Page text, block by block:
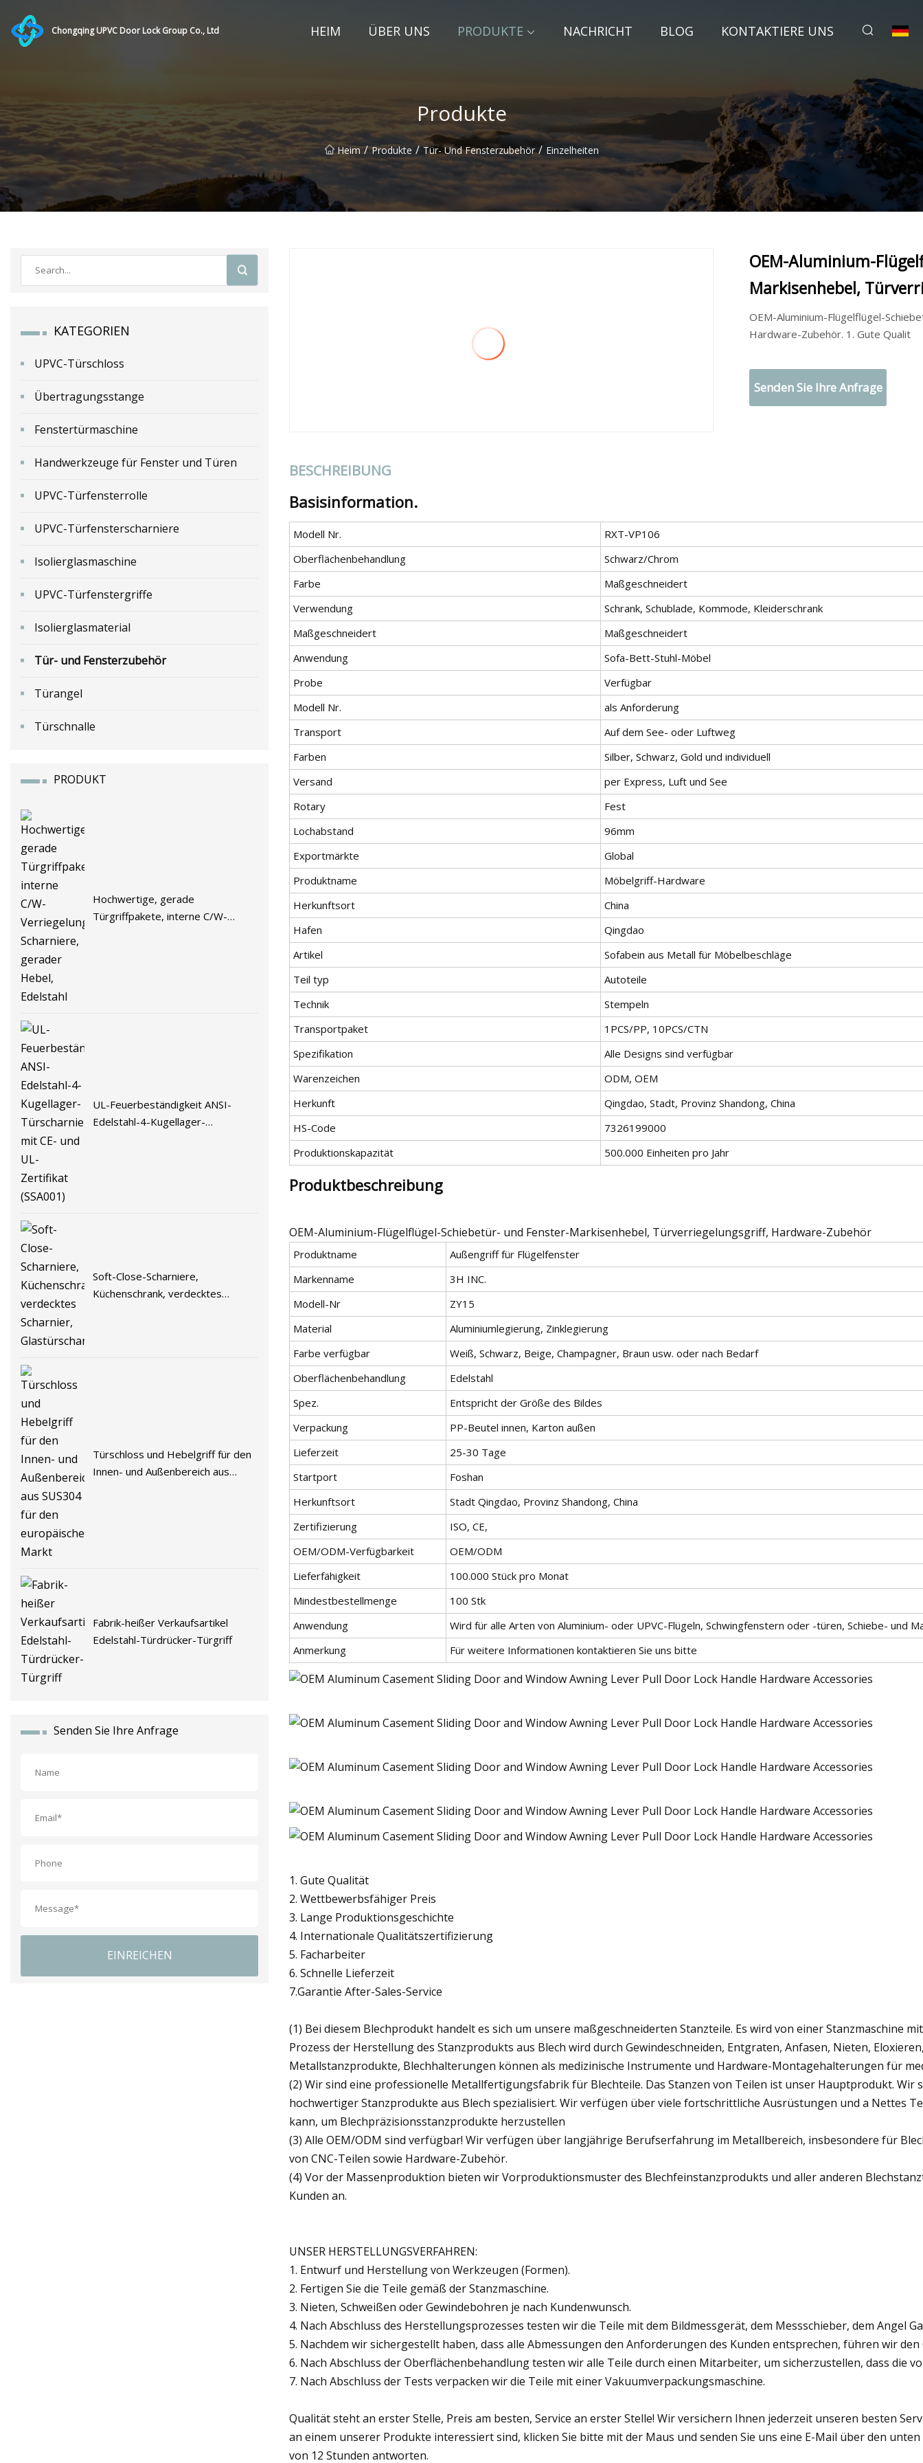
Chongqing UPVC Door Lock Group Co., Ltd HEIM ÜBER UNS PRODUKTE NACHRICHT BLOG KONTAKTIERE UNS
Produkte
Heim / Produkte / Tür- Und Fensterzubehör / Einzelheiten
KATEGORIEN
UPVC-Türschloss
Übertragungsstange
Fenstertürmaschine
Handwerkzeuge für Fenster und Türen
UPVC-Türfensterrolle
UPVC-Türfensterscharniere
Isolierglasmaschine
UPVC-Türfenstergriffe
Isolierglasmaterial
Tür- und Fensterzubehör
Türangel
Türschnalle
PRODUKT
Hochwertige, gerade
Türgriffpakete, interne C/W-
UL-Feuerbeständigkeit ANSI-
Edelstahl-4-Kugellager-
Soft-Close-Scharniere,
Küchenschrank, verdecktes
Türschloss und Hebelgriff für den
Innen- und Außenbereich aus
Fabrik-heißer Verkaufsartikel
Edelstahl-Türdrücker-Türgriff
Senden Sie Ihre Anfrage
EINREICHEN
OEM-Aluminium-
Markisenhebel,
OEM-Aluminium-Flügelflügel-
Hardware-Zubehör. 1. Gute Qualit
Senden Sie Ihre Anfrage
BESCHREIBUNG
Basisinformation.
Modell Nr.
RXT-VP106
Oberflächenbehandlung
Schwarz/Chrom
Farbe
Maßgeschneidert
Verwendung
Schrank, Schublade, Kommode, Kleiderschrank
Maßgeschneidert
Maßgeschneidert
Anwendung
Sofa-Bett-Stuhl-Möbel
Probe
Verfügbar
Modell Nr.
als Anforderung
Transport
Auf dem See- oder Luftweg
Farben
Silber, Schwarz, Gold und individuell
Versand
per Express, Luft und See
Rotary
Fest
Lochabstand
96mm
Exportmärkte
Global
Produktname
Möbelgriff-Hardware
Herkunftsort
China
Hafen
Qingdao
Artikel
Sofabein aus Metall für Möbelbeschläge
Teil typ
Autoteile
Technik
Stempeln
Transportpaket
1PCS/PP, 10PCS/CTN
Spezifikation
Alle Designs sind verfügbar
Warenzeichen
ODM, OEM
Herkunft
Qingdao, Stadt, Provinz Shandong, China
HS-Code
7326199000
Produktionskapazität
500.000 Einheiten pro Jahr
Produktbeschreibung
OEM-Aluminium-Flügelflügel-Schiebetür- und Fenster-Markisenhebel, Türverriegelungsgriff, Hardware-Zubehör
Produktname
Außengriff für Flügelfenster
Markenname
3H INC.
Modell-Nr
ZY15
Material
Aluminiumlegierung, Zinklegierung
Farbe verfügbar
Weiß, Schwarz, Beige, Champagner, Braun usw. oder nach Bedarf
Oberflächenbehandlung
Edelstahl
Spez.
Entspricht der Größe des Bildes
Verpackung
PP-Beutel innen, Karton außen
Lieferzeit
25-30 Tage
Startport
Foshan
Herkunftsort
Stadt Qingdao, Provinz Shandong, China
Zertifizierung
ISO, CE,
OEM/ODM-Verfügbarkeit
OEM/ODM
Lieferfähigkeit
100.000 Stück pro Monat
Mindestbestellmenge
100 Stk
Anwendung
Wird für alle Arten von Aluminium- oder UPVC-Flügeln, Schwingfenstern oder -türen, Schiebe- und
Anmerkung
Für weitere Informationen kontaktieren Sie uns bitte
1. Gute Qualität
2. Wettbewerbsfähiger Preis
3. Lange Produktionsgeschichte
4. Internationale Qualitätszertifizierung
5. Facharbeiter
6. Schnelle Lieferzeit
7.Garantie After-Sales-Service
(1) Bei diesem Blechprodukt handelt es sich um unsere maßgeschneiderten Stanzteile. Es wird von einer Stanzmaschine
Prozess der Herstellung des Stanzprodukts aus Blech wird durch Gewindeschneiden, Entgraten, Anfasen, Nieten,
Metallstanzprodukte, Blechhalterungen können als medizinische Instrumente und Hardware-Montagehalterungen für
(2) Wir sind eine professionelle Metallfertigungsfabrik für Blechteile. Das Stanzen von Teilen ist unser Hauptprodukt. Wir
hochwertiger Stanzprodukte aus Blech spezialisiert. Wir verfügen über viele fortschrittliche Ausrüstungen und a Nettes
kann, um Blechpräzisionsstanzprodukte herzustellen
(3) Alle OEM/ODM sind verfügbar! Wir verfügen über langjährige Berufserfahrung im Metallbereich, insbesondere für
von CNC-Teilen sowie Hardware-Zubehör.
(4) Vor der Massenproduktion bieten wir Vorproduktionsmuster des Blechfeinstanzprodukts und aller anderen
Kunden an.
UNSER HERSTELLUNGSVERFAHREN:
1. Entwurf und Herstellung von Werkzeugen (Formen).
2. Fertigen Sie die Teile gemäß der Stanzmaschine.
3. Nieten, Schweißen oder Gewindebohren je nach Kundenwunsch.
4. Nach Abschluss des Herstellungsprozesses testen wir die Teile mit dem Bildmessgerät, dem Messschieber, dem Angel
5. Nachdem wir sichergestellt haben, dass alle Abmessungen den Anforderungen des Kunden entsprechen, führen wir
6. Nach Abschluss der Oberflächenbehandlung testen wir alle Teile durch einen Mitarbeiter, um sicherzustellen, dass die
7. Nach Abschluss der Tests verpacken wir die Teile mit einer Vakuumverpackungsmaschine.
Qualität steht an erster Stelle, Preis am besten, Service an erster Stelle! Wir versichern Ihnen jederzeit unseren besten
an einem unserer Produkte interessiert sind, klicken Sie bitte mit der Maus und senden Sie uns eine E-Mail über den
von 12 Stunden antworten.